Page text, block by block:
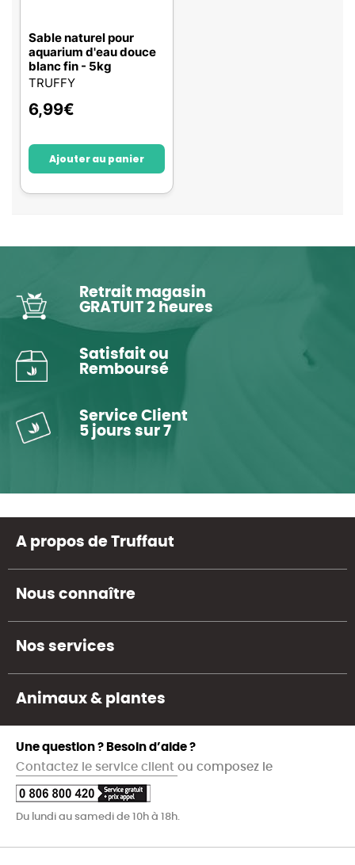
Sable naturel pour
aquarium d'eau douce
blanc fin - 5kg
TRUFFY
6,99€
Ajouter au panier
Retrait magasin
GRATUIT 2 heures
Satisfait ou
Remboursé
Service Client
5 jours sur 7
A propos de Truffaut
Nous connaître
Nos services
Animaux & plantes
Une question ? Besoin d’aide ?
Contactez le service client ou composez le
Du lundi au samedi de 10h à 18h.